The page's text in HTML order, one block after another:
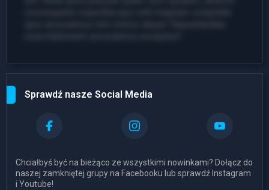
Sprawdź nasze Social Media
Chciałbyś być na bieżąco ze wszystkimi nowinkami? Dołącz do
naszej zamkniętej grupy na Facebooku lub sprawdź Instagram
i Youtube!